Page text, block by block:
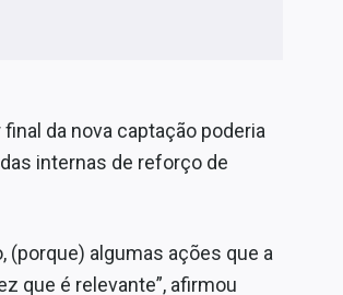
da nova captação poderia
internas de reforço de
(porque) algumas ações que a
que é relevante”, afirmou